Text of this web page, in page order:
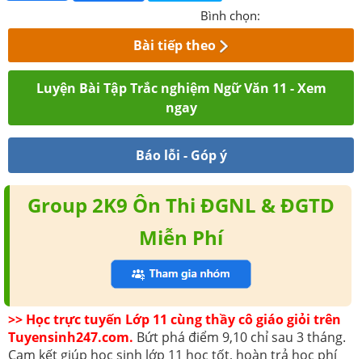
Bình chọn:
Bài tiếp theo
Luyện Bài Tập Trắc nghiệm Ngữ Văn 11 - Xem
ngay
Báo lỗi - Góp ý
Group 2K9 Ôn Thi ĐGNL & ĐGTD
Miễn Phí
>> Học trực tuyến Lớp 11 cùng thầy cô giáo giỏi trên
Tuyensinh247.com. Bứt phá điểm 9,10 chỉ sau 3 tháng.
Cam kết giúp học sinh lớp 11 học tốt, hoàn trả học phí